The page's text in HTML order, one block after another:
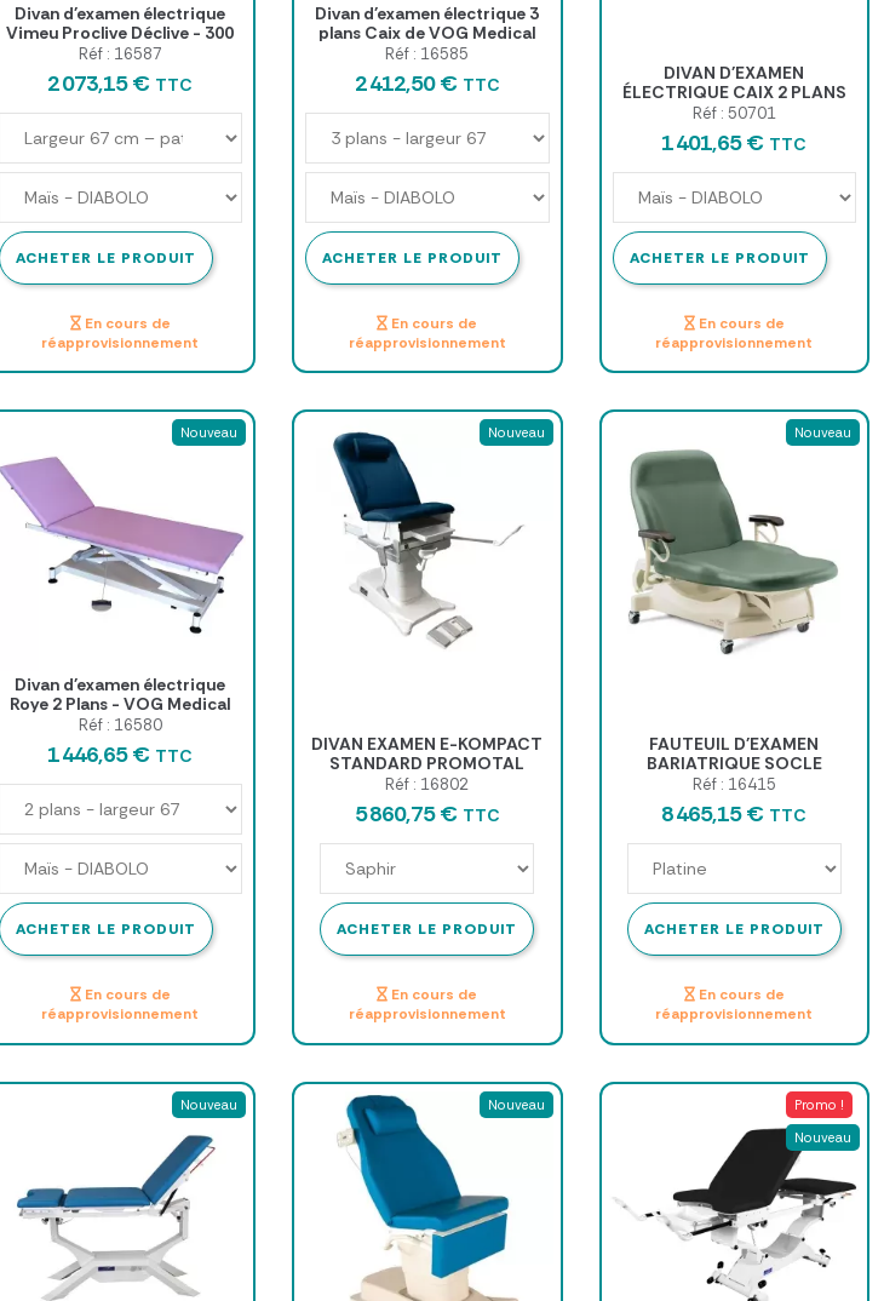
Divan d'examen électrique
Vimeu Proclive Déclive - 300
kg VOG Medical
Réf : 16587
2 073,15 € TTC
ACHETER LE PRODUIT
En cours de
réapprovisionnement
Divan d'examen électrique 3
plans Caix de VOG Medical
Réf : 16585
2 412,50 € TTC
ACHETER LE PRODUIT
En cours de
réapprovisionnement
DIVAN D'EXAMEN
ÉLECTRIQUE CAIX 2 PLANS
VOG
Réf : 50701
1 401,65 € TTC
ACHETER LE PRODUIT
En cours de
réapprovisionnement
Nouveau
Divan d'examen électrique
Roye 2 Plans - VOG Medical
Réf : 16580
1 446,65 € TTC
ACHETER LE PRODUIT
En cours de
réapprovisionnement
Nouveau
DIVAN EXAMEN E-KOMPACT
STANDARD PROMOTAL
Réf : 16802
5 860,75 € TTC
ACHETER LE PRODUIT
En cours de
réapprovisionnement
Nouveau
FAUTEUIL D'EXAMEN
BARIATRIQUE SOCLE
Réf : 16415
8 465,15 € TTC
ACHETER LE PRODUIT
En cours de
réapprovisionnement
Nouveau Nouveau
Promo !
Nouveau